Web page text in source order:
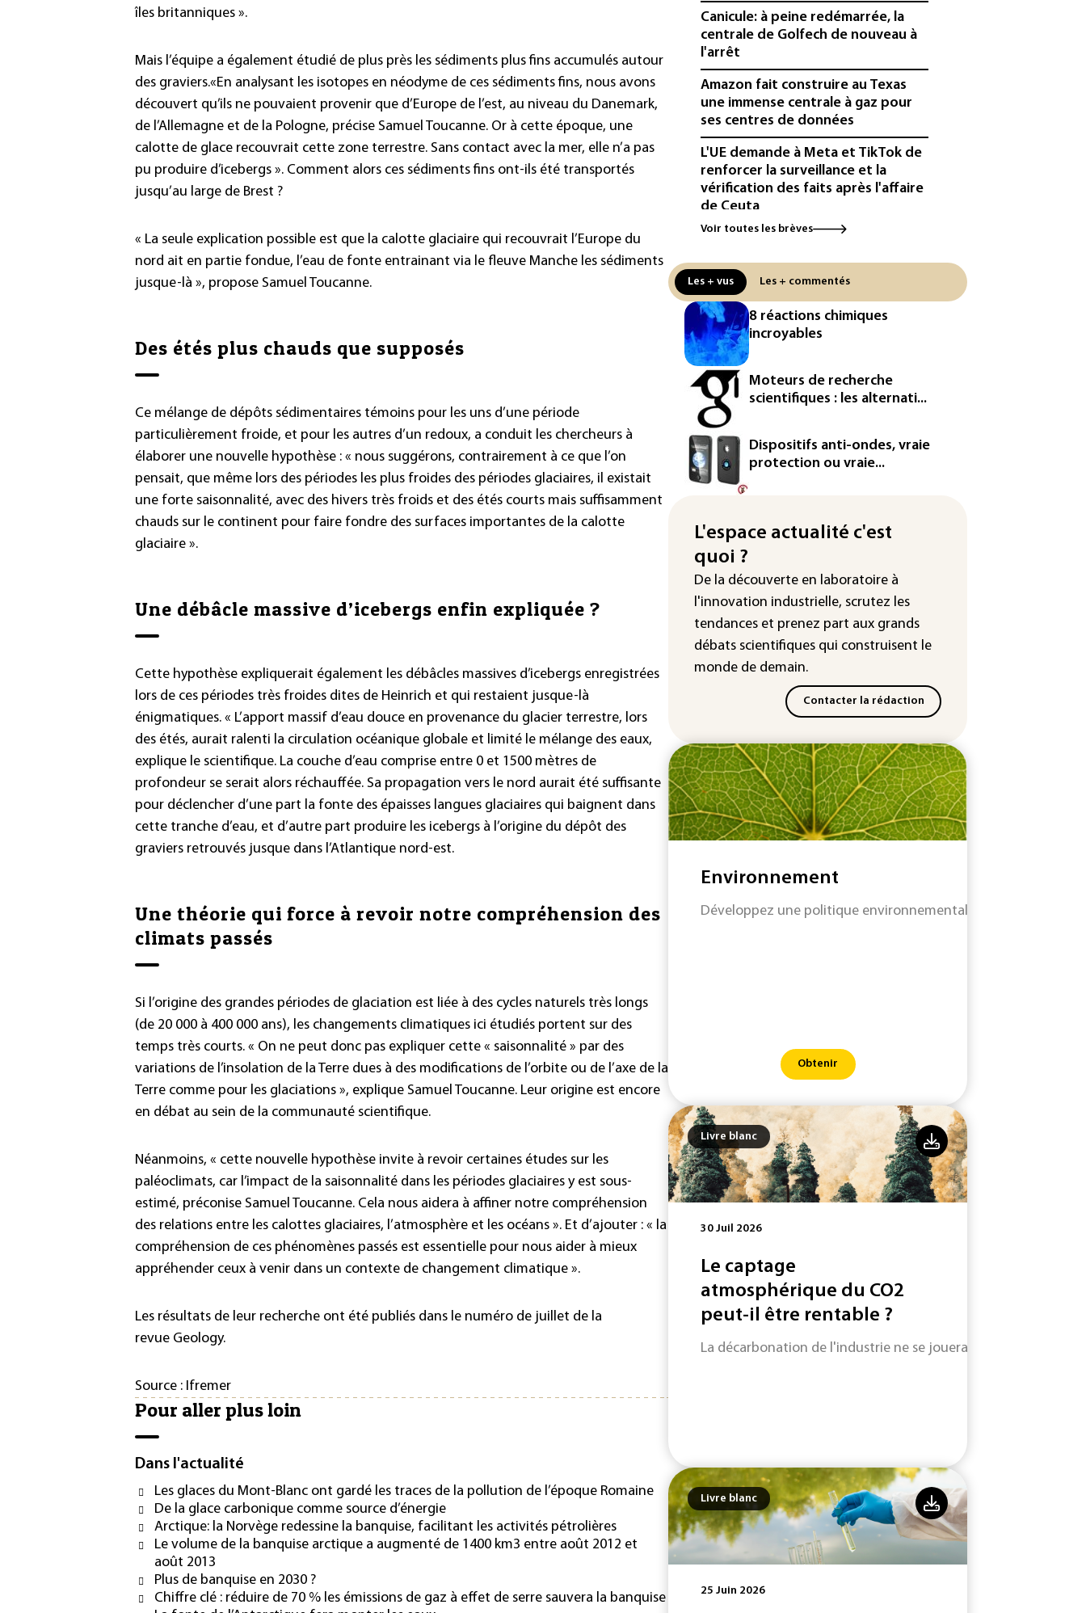
îles britanniques ».
Mais l’équipe a également étudié de plus près les sédiments plus fins accumulés autour
des graviers.«En analysant les isotopes en néodyme de ces sédiments fins, nous avons
découvert qu’ils ne pouvaient provenir que d’Europe de l’est, au niveau du Danemark,
de l’Allemagne et de la Pologne, précise Samuel Toucanne. Or à cette époque, une
calotte de glace recouvrait cette zone terrestre. Sans contact avec la mer, elle n’a pas
pu produire d’icebergs ». Comment alors ces sédiments fins ont-ils été transportés
jusqu’au large de Brest ?
« La seule explication possible est que la calotte glaciaire qui recouvrait l’Europe du
nord ait en partie fondue, l’eau de fonte entrainant via le fleuve Manche les sédiments
jusque-là », propose Samuel Toucanne.
Des étés plus chauds que supposés
Ce mélange de dépôts sédimentaires témoins pour les uns d’une période
particulièrement froide, et pour les autres d’un redoux, a conduit les chercheurs à
élaborer une nouvelle hypothèse : « nous suggérons, contrairement à ce que l’on
pensait, que même lors des périodes les plus froides des périodes glaciaires, il existait
une forte saisonnalité, avec des hivers très froids et des étés courts mais suffisamment
chauds sur le continent pour faire fondre des surfaces importantes de la calotte
glaciaire ».
Une débâcle massive d’icebergs enfin expliquée ?
Cette hypothèse expliquerait également les débâcles massives d’icebergs enregistrées
lors de ces périodes très froides dites de Heinrich et qui restaient jusque-là
énigmatiques. « L’apport massif d’eau douce en provenance du glacier terrestre, lors
des étés, aurait ralenti la circulation océanique globale et limité le mélange des eaux,
explique le scientifique. La couche d’eau comprise entre 0 et 1500 mètres de
profondeur se serait alors réchauffée. Sa propagation vers le nord aurait été suffisante
pour déclencher d’une part la fonte des épaisses langues glaciaires qui baignent dans
cette tranche d’eau, et d’autre part produire les icebergs à l’origine du dépôt des
graviers retrouvés jusque dans l’Atlantique nord-est.
Une théorie qui force à revoir notre compréhension des
climats passés
Si l’origine des grandes périodes de glaciation est liée à des cycles naturels très longs
(de 20 000 à 400 000 ans), les changements climatiques ici étudiés portent sur des
temps très courts. « On ne peut donc pas expliquer cette « saisonnalité » par des
variations de l’insolation de la Terre dues à des modifications de l’orbite ou de l’axe de la
Terre comme pour les glaciations », explique Samuel Toucanne. Leur origine est encore
en débat au sein de la communauté scientifique.
Néanmoins, « cette nouvelle hypothèse invite à revoir certaines études sur les
paléoclimats, car l’impact de la saisonnalité dans les périodes glaciaires y est sous-
estimé, préconise Samuel Toucanne. Cela nous aidera à affiner notre compréhension
des relations entre les calottes glaciaires, l’atmosphère et les océans ». Et d’ajouter : « la
compréhension de ces phénomènes passés est essentielle pour nous aider à mieux
appréhender ceux à venir dans un contexte de changement climatique ».
Les résultats de leur recherche ont été publiés dans le numéro de juillet de la
revue Geology.
Source : Ifremer
Pour aller plus loin
Dans l'actualité
Les glaces du Mont-Blanc ont gardé les traces de la pollution de l’époque Romaine
De la glace carbonique comme source d’énergie
Arctique: la Norvège redessine la banquise, facilitant les activités pétrolières
Le volume de la banquise arctique a augmenté de 1400 km3 entre août 2012 et
août 2013
Plus de banquise en 2030 ?
Chiffre clé : réduire de 70 % les émissions de gaz à effet de serre sauvera la banquise
Canicule: à peine redémarrée, la
centrale de Golfech de nouveau à
l'arrêt
Amazon fait construire au Texas
une immense centrale à gaz pour
ses centres de données
L'UE demande à Meta et TikTok de
renforcer la surveillance et la
vérification des faits après l'affaire
de Ceuta
L'Europe se prépare à une baisse
de l'éclipse solaire
La métropole de Rouen porte
plainte contre BASF pour pollution
aux PFAS
Canicule: à l'arrêt depuis fin juillet,
la centrale de Golfech reconnectée
au réseau
Véhicules de livraison autonomes:
la France ouvre la voie à leur
homologation
d'euros dans la future
constellation européenne
Le magazine VSD racheté par
l'entrepreneur Vianney d'Alançon
Voir toutes les brèves
Les + vus Les + commentés
8 réactions chimiques
incroyables
Moteurs de recherche
scientifiques : les alternati...
Dispositifs anti-ondes, vraie
protection ou vraie...
L'espace actualité c'est
quoi ?
De la découverte en laboratoire à
l'innovation industrielle, scrutez les
tendances et prenez part aux grands
débats scientifiques qui construisent le
monde de demain.
Contacter la rédaction
Environnement
Développez une politique environnementale efficace tout en
Obtenir
Livre blanc
30 Juil 2026
Le captage
atmosphérique du CO2
peut-il être rentable ?
La décarbonation de l'industrie ne se jouera pas uniquement
Livre blanc
25 Juin 2026